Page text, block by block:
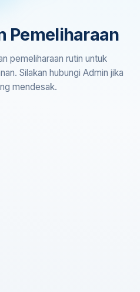
Pemeliharaan
pemeliharaan rutin untuk
Silakan hubungi Admin jika
mendesak.